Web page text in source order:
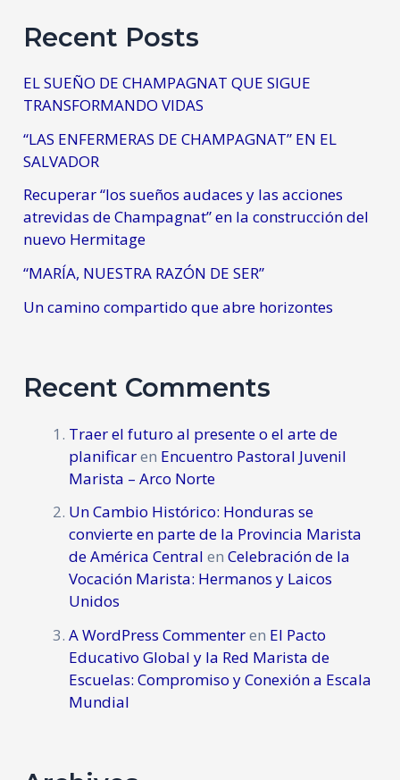
Recent Posts
EL SUEÑO DE CHAMPAGNAT QUE SIGUE
TRANSFORMANDO VIDAS
“LAS ENFERMERAS DE CHAMPAGNAT” EN EL
SALVADOR
Recuperar “los sueños audaces y las acciones
atrevidas de Champagnat” en la construcción del
nuevo Hermitage
“MARÍA, NUESTRA RAZÓN DE SER”
Un camino compartido que abre horizontes
Recent Comments
Traer el futuro al presente o el arte de
planificaren Encuentro Pastoral Juvenil
Marista – Arco Norte
Un Cambio Histórico: Honduras se
convierte en parte de la Provincia Marista
de América Central enCelebración de la
Vocación Marista: Hermanos y Laicos
Unidos
A WordPress Commenteren El Pacto
Educativo Global y la Red Marista de
Escuelas: Compromiso y Conexión a Escala
Mundial